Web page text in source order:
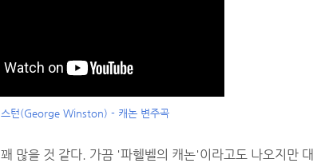
스턴(George Winston) - 캐논 변주곡
많을 것 같다. 가끔 '파헬벨의 캐논'이라고도 나오지만 대